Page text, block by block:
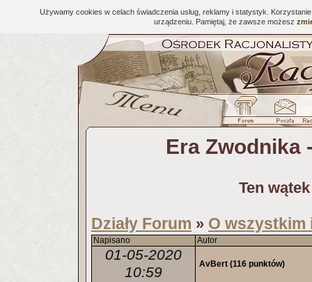
Używamy cookies w celach świadczenia usług, reklamy i statystyk.
urządzeniu. Pamiętaj, że zawsze możesz
Era Zwodnika
Ten
Działy Forum » O wszystkim
Napisano Autor
01-05-2020
10:59
AvBert (116 punktów)